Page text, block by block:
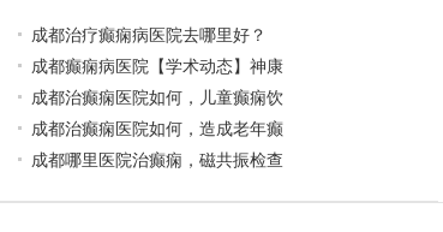
​成都治疗癫痫病医院去哪里好？
成都癫痫病医院【学术动态】神康
成都治癫痫医院如何，儿童癫痫饮
成都治癫痫医院如何，造成老年癫
成都哪里医院治癫痫，磁共振检查